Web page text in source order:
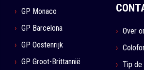
GP Monaco
GP Barcelona
GP Oostenrijk
GP Groot-Brittannië
Over
Tip de